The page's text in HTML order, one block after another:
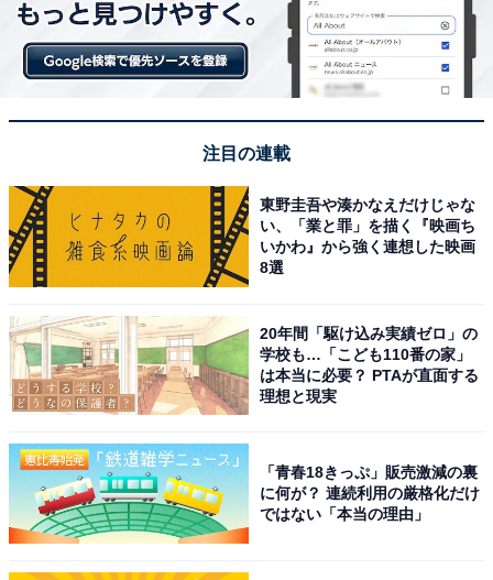
屋外にいる時の対策：竜巻の発生に気づいたら
黒い雲の底から漏斗（ろうと）状の雲が垂れさがってき
たら、「まさに危険はすぐそこに迫った」状況だとい
う。この時、物置やプレハブ、簡易的な車庫のような場
注目の連載
東野圭吾や湊かなえだけじゃな
い、「業と罪」を描く『映画ち
いかわ』から強く連想した映画
8選
20年間「駆け込み実績ゼロ」の
学校も…「こども110番の家」
は本当に必要？ PTAが直面する
理想と現実
「青春18きっぷ」販売激減の裏
に何が？ 連続利用の厳格化だけ
ではない「本当の理由」